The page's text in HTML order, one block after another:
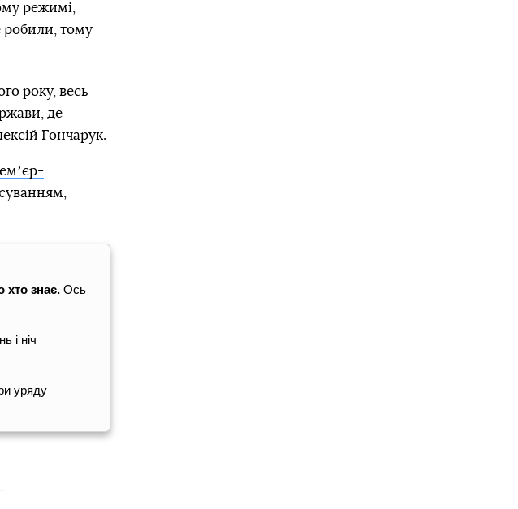
режимі,
робили, тому
року, весь
де
Гончарук.
хто знає. Ось
і ніч
уряду